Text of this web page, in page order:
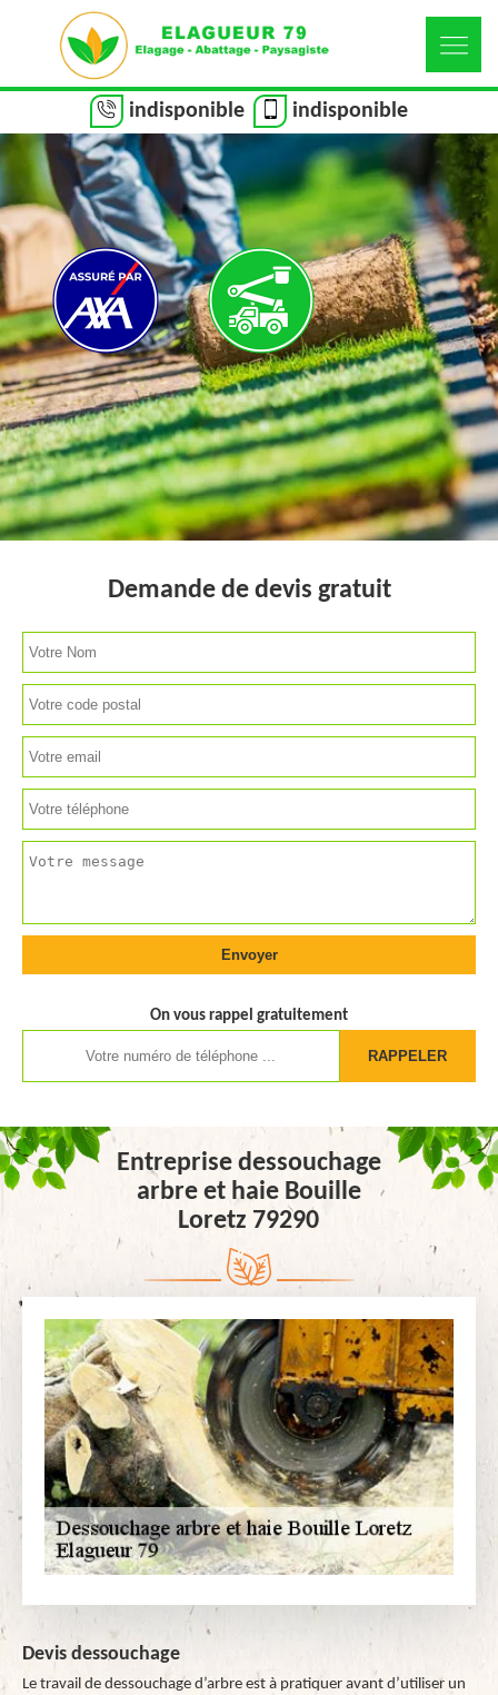
indisponible indisponible
Demande de devis gratuit
On vous rappel gratuitement
Entreprise dessouchage
arbre et haie Bouille
Loretz 79290
Devis dessouchage
Le travail de dessouchage d’arbre est à pratiquer avant d’utiliser un